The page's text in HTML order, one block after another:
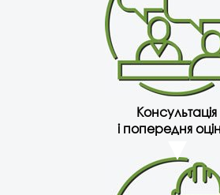
Консультація
і попередня